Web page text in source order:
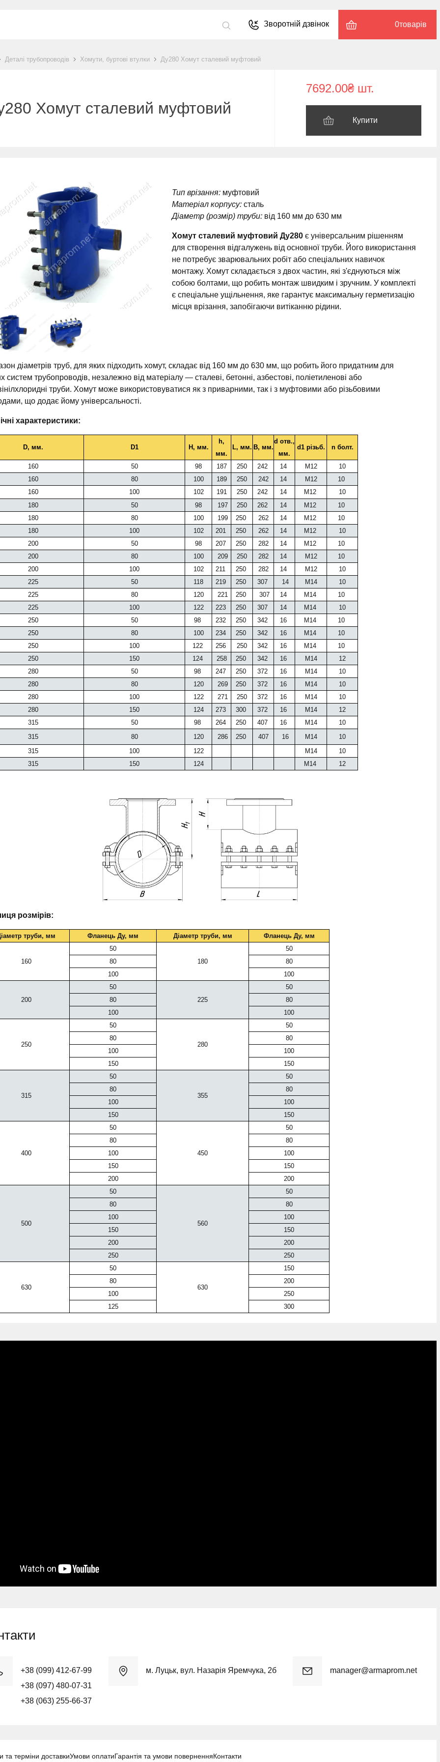
Зворотній дзвінок 0товарів
Деталі трубопроводів Хомути, буртові втулки Ду280 Хомут сталевий муфтовий
Хомут сталевий муфтовий
7692.00₴ шт.
Купити
Тип врізання: муфтовий
Матеріал корпусу: сталь
Діаметр (розмір) труби: від 160 мм до 630 мм
Хомут сталевий муфтовий Ду280 є універсальним рішенням
для створення відгалужень від основної труби. Його використання
не потребує зварювальних робіт або спеціальних навичок
монтажу. Хомут складається з двох частин, які з'єднуються між
собою болтами, що робить монтаж швидким і зручним. У комплекті
є спеціальне ущільнення, яке гарантує максимальну герметизацію
місця врізання, запобігаючи витіканню рідини.
діаметрів труб, для яких підходить хомут, складає від 160 мм до 630 мм, що робить його придатним для
систем трубопроводів, незалежно від матеріалу — сталеві, бетонні, азбестові, поліетиленові або
труби. Хомут може використовуватися як з приварними, так і з муфтовими або різьбовими
що додає йому універсальності.
характеристики:
D, мм. D1 H, мм.
h,
мм.
L, мм. B, мм.
d отв.,
мм.
d1 різьб. n болт.
160 50 98 187 250 242 14 М12
10
160
80 100 189 250 242 14 М12
10
160
100 102 191 250 242 14 М12
10
180
50 98 197 250 262 14 М12
10
180
80 100 199 250 262 14 М12
10
180
100 102 201 250 262 14 М12
10
200
50 98 207 250 282 14 М12
10
200
80 100 209 250 282 14 М12
10
200
100 102 211 250 282 14 М12
10
225
50 118 219 250 307 14 М14
10
225
80 120 221 250 307 14 М14
10
225
100 122 223 250 307 14 М14
10
250
50 98 232 250 342 16 М14
10
250
80 100 234 250 342 16 М14
10
250
100 122 256 250 342 16 М14
10
250
150 124 258 250 342 16 М14
12
280
50 98 247 250 372 16 М14
10
280
80 120 269 250 372 16 М14
10
280
100 122 271 250 372 16 М14
10
280
150 124 273 300 372 16 М14
12
315
50 98 264 250 407 16 М14
10
315
80 120 286 250 407 16 М14
10
315
100 122 М14
10
315
150 124 М14 12
розмірів:
труби, мм Фланець Ду, мм Діаметр труби, мм Фланець Ду, мм
160
50
180
50
80
80
100
100
200
50
225
50
80
80
100
100
250
50
280
50
80
80
100
100
150
150
315
50
355
50
80
80
100
100
150
150
400
50
450
50
80
80
100
100
150
150
200
200
500
50
560
50
80
80
100
100
150
150
200
200
250
250
630
50
630
150
80
200
100
250
125
300
+38 (099) 412-67-99
+38 (097) 480-07-31
+38 (063) 255-66-37
м. Луцьк, вул. Назарія Яремчука, 2б manager@armaprom.net
та терміни доставкиУмови оплатиГарантія та умови поверненняКонтакти